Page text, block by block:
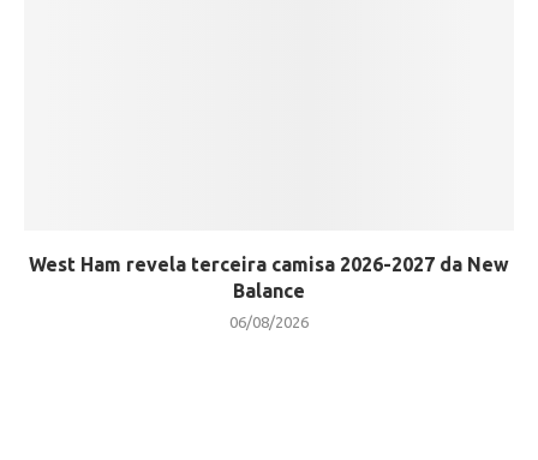
West Ham revela terceira camisa 2026-2027 da New
Balance
06/08/2026